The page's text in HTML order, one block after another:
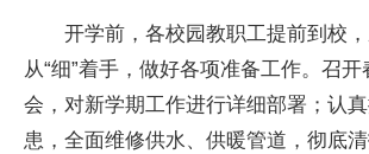
开学前，各校园教职工提前到校，
从“细”着手，做好各项准备工作。召
会，对新学期工作进行详细部署；认
患，全面维修供水、供暖管道，彻底